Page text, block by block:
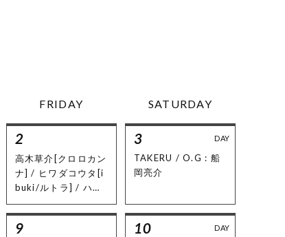
FRIDAY SATURDAY
2
高木草介[クロロカン
ナ] / ヒワダコウタ[i
buki/ルトラ] / ハイ
テンションワイヤー
ズ withとしろー / 船
岡亮介 / アカセリョ
3 DAY
TAKERU / O.G : 船
岡亮介
9 10 DAY